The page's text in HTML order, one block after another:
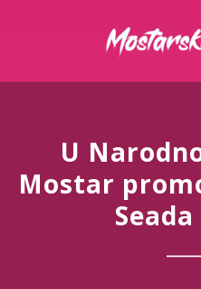
U
Mostar